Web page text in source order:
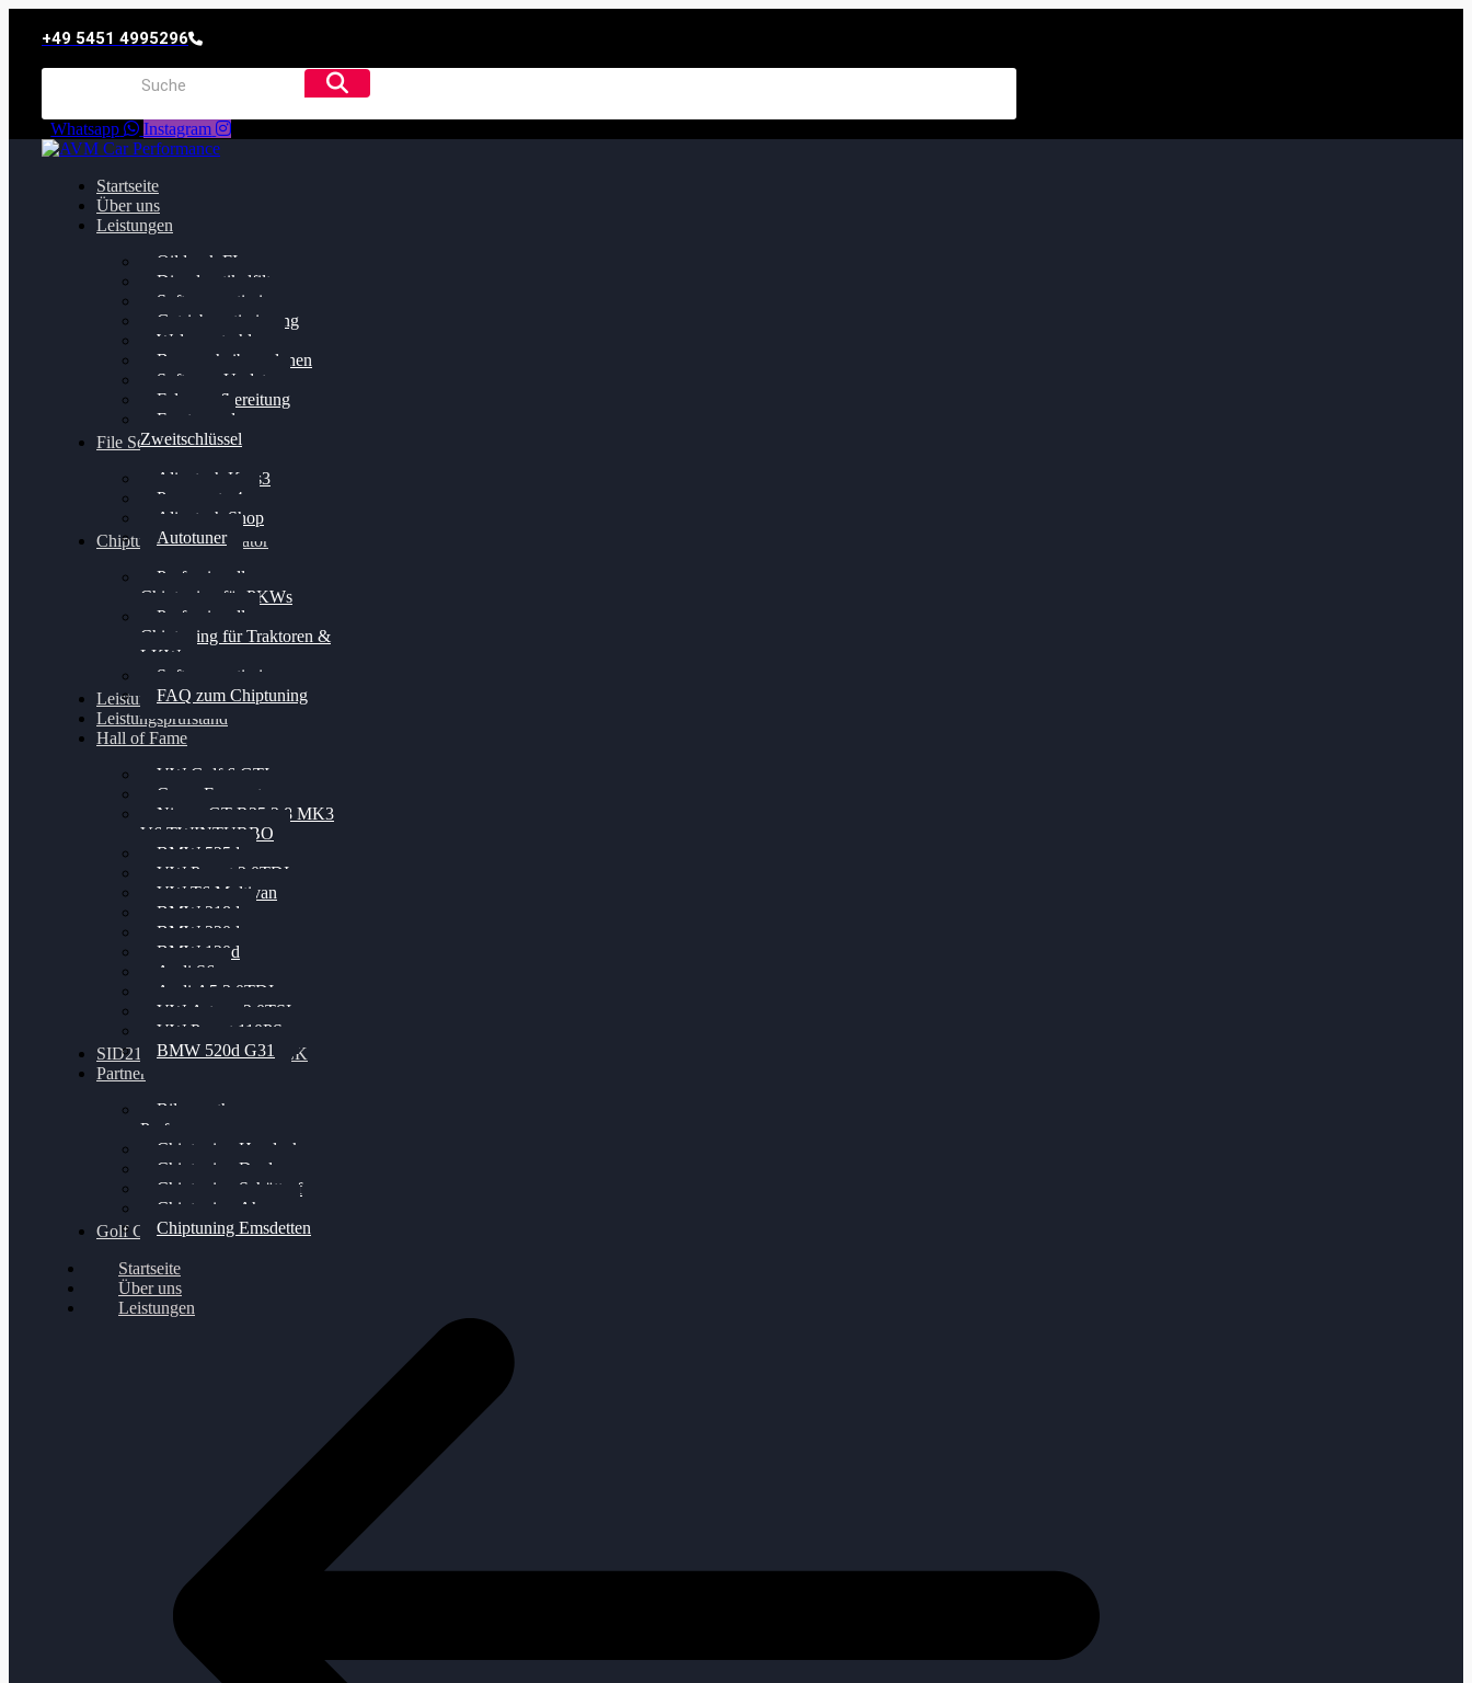
+49 5451 4995296
Whatsapp Instagram
Startseite
Über uns
Leistungen
Oildruck FIx
Dieselpartikelfilter
Softwareoptimierung
Getriebeoptimierung
Walnussstrahlen
Bremsscheiben planen
Software Update
Felgenaufbereitung
Ersatz- und
Zweitschlüssel
File Service
Alientech Kess3
Powergate 4
Alientech Shop
Autotuner
Chiptuning Konfigurator
Professionelles
Chiptuning für PKWs
Professionelles
Chiptuning für Traktoren &
LKW
Softwareoptimierung
FAQ zum Chiptuning
Leistungsmessung
Leistungsprüfstand
Hall of Fame
VW Golf 6 GTI
Cupra Formentor
Nissan GT-R35 3.8 MK3
V6 TWINTURBO
BMW 525d
VW Passat 2.0TDI
VW T6 Multivan
BMW 318d
BMW 320d
BMW 120d
Audi S6
Audi A5 3.0TDI
VW Arteon 2.0TSI
VW Passat 110PS
BMW 520d G31
SID212 / 212EVO UNLOCK
Partner
Bilgenroth
Performance
Chiptuning Herzlacke
Chiptuning Duelmen
Chiptuning Schüttorf
Chiptuning Ahaus
Chiptuning Emsdetten
Golf Gewinnspiel
Startseite
Über uns
Leistungen